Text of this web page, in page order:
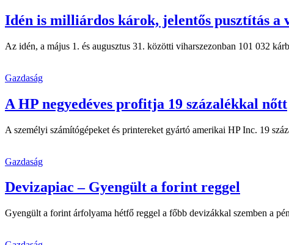
Idén is milliárdos károk, jelentős pusztítás a
Az idén, a május 1. és augusztus 31. közötti viharszezonban 101 032
Gazdaság
A HP negyedéves profitja 19 százalékkal nőtt
A személyi számítógépeket és printereket gyártó amerikai HP Inc. 19
Gazdaság
Devizapiac – Gyengült a forint reggel
Gyengült a forint árfolyama hétfő reggel a főbb devizákkal szemben a